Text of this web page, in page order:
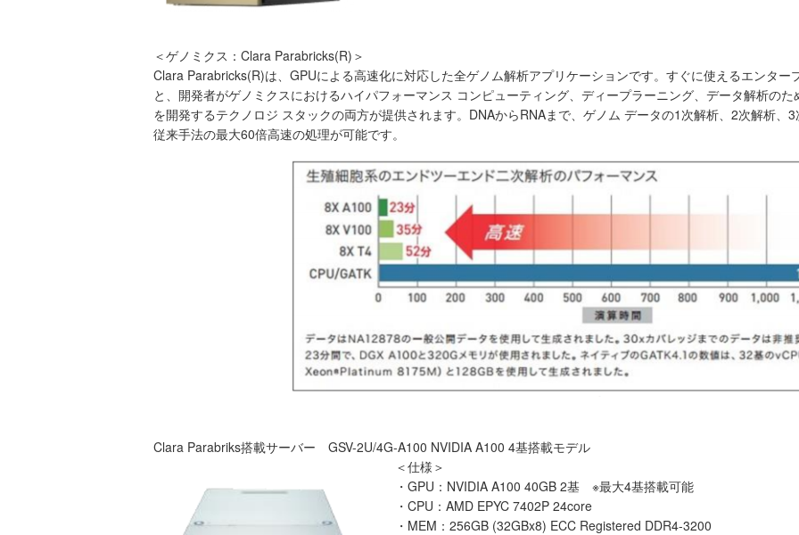
＜ゲノミクス：Clara Parabricks(R)＞
Clara Parabricks(R)は、GPUによる高速化に対応した全ゲノム解析アプリケーションです。すぐに使えるエンター
と、開発者がゲノミクスにおけるハイパフォーマンス コンピューティング、ディープラーニング、データ解析のた
を開発するテクノロジ スタックの両方が提供されます。DNAからRNAまで、ゲノム データの1次解析、2次解析、
従来手法の最大60倍高速の処理が可能です。
Clara Parabriks搭載サーバー GSV-2U/4G-A100 NVIDIA A100 4基搭載モデル
＜仕様＞
・GPU：NVIDIA A100 40GB 2基 ※最大4基搭載可能
・CPU：AMD EPYC 7402P 24core
・MEM：256GB (32GBx8) ECC Registered DDR4-3200